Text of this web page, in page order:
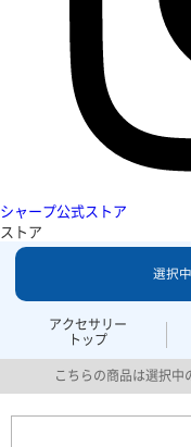
シャープ公式ストア
ストア
アクセサリー
トップ
選択
こちらの商品は選択中